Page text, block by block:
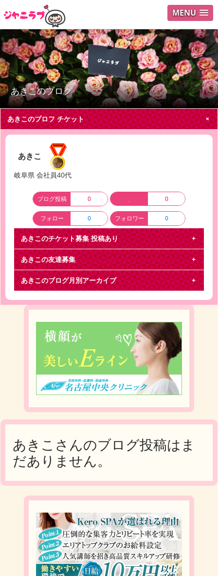
MENU
あきこのブログ
ログイ
ユーザ
Search
あきこのプロフチケット
あきこ
岐阜県 会社員40代
ブログ投稿 0 0
フォロー 0 フォロワー 0
あきこのチケット募集投稿あり
探しております
下記の公演を探しております。 静岡 3月9日or10日 1
枚 定価+手数料 ドタキャン等は絶対にいた
あきこの友達募集
あきこのブログ月別アーカイブ
あきこさんのブログ投稿はま
だありません。